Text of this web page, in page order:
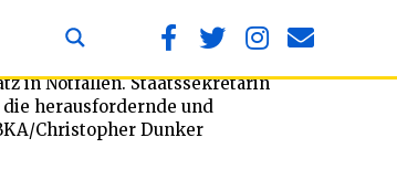
in Notfällen. Staatssekretärin
herausfordernde und
Christopher Dunker